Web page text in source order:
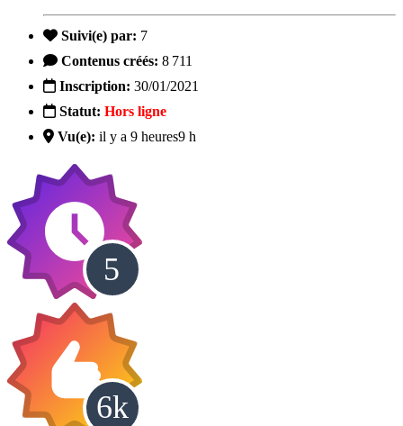
Suivi(e) par: 7
Contenus créés: 8 711
Inscription: 30/01/2021
Statut: Hors ligne
Vu(e): il y a 9 heures9 h